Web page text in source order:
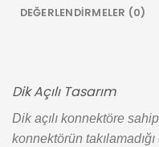
DEĞERLENDIRMELER (0)
Dik Açılı Tasarım
Dik açılı konnektöre
konnektörün